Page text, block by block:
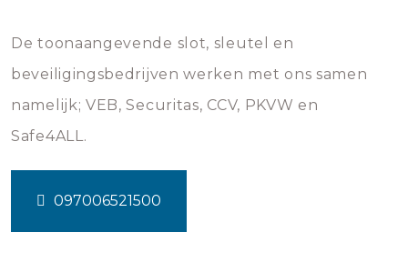
De toonaangevende slot, sleutel en
beveiligingsbedrijven werken met ons samen
namelijk; VEB, Securitas, CCV, PKVW en
Safe4ALL.
097006521500